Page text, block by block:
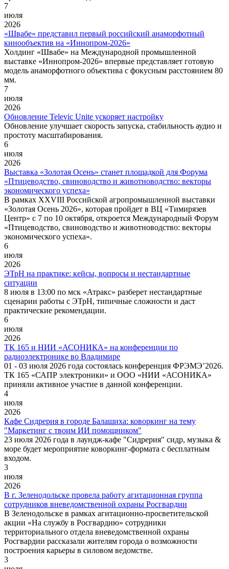
7
июля
2026
«Швабе» представил первый российский анаморфотный
кинообъектив на «Иннопром-2026»
Холдинг «Швабе» на Международной промышленной
выставке «Иннопром-2026» впервые представляет готовую
модель анаморфотного объектива с фокусным расстоянием 80
мм.
7
июля
2026
Обновление Televic Unite ускоряет настройку
Обновление улучшает скорость запуска, стабильность аудио и
простоту масштабирования.
6
июля
2026
Выставка «Золотая Осень» станет площадкой для Форума
«Птицеводство, свиноводство и животноводство: векторы
экономического успеха»
В рамках XXVIII Российской агропромышленной выставки
«Золотая Осень 2026», которая пройдет в ВЦ «Тимирязев
Центр» с 7 по 10 октября, откроется Международный Форум
«Птицеводство, свиноводство и животноводство: векторы
экономического успеха».
6
июля
2026
ЭТрН на практике: кейсы, вопросы и нестандартные
ситуации
8 июля в 13:00 по мск «Атракс» разберет нестандартные
сценарии работы с ЭТрН, типичные сложности и даст
практические рекомендации.
6
июля
2026
ТК 165 и НИИ «АСОНИКА» на конференции по
радиоэлектронике во Владимире
01 - 03 июля 2026 года состоялась конференция ФРЭМЭ’2026.
ТК 165 «САПР электроники» и ООО «НИИ «АСОНИКА»
приняли активное участие в данной конференции.
4
июля
2026
Кафе Сидрерия в городе Балашиха: коворкинг на тему
"Маркетинг с твоим ИИ помощником"
23 июля 2026 года в лаундж-кафе "Сидрерия" сидр, музыка &
море будет мероприятие коворкинг-формата с бесплатным
входом.
3
июля
2026
В г. Зеленодольске провела работу агитационная группа
сотрудников вневедомственной охраны Росгвардии
В Зеленодольске в рамках агитационно-просветительской
акции «На службу в Росгвардию» сотрудники
территориального отдела вневедомственной охраны
Росгвардии рассказали жителям города о возможности
построения карьеры в силовом ведомстве.
3